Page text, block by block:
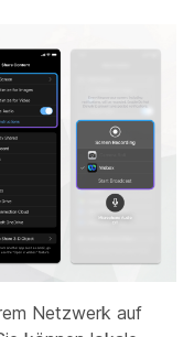
Netzwerk auf